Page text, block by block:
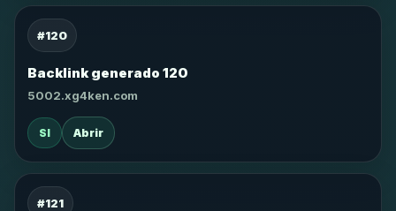
#120
Backlink generado 120
5002.xg4ken.com
SI Abrir
#121